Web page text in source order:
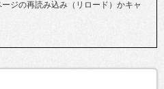
ジの再読み込み（リロード）かキャ